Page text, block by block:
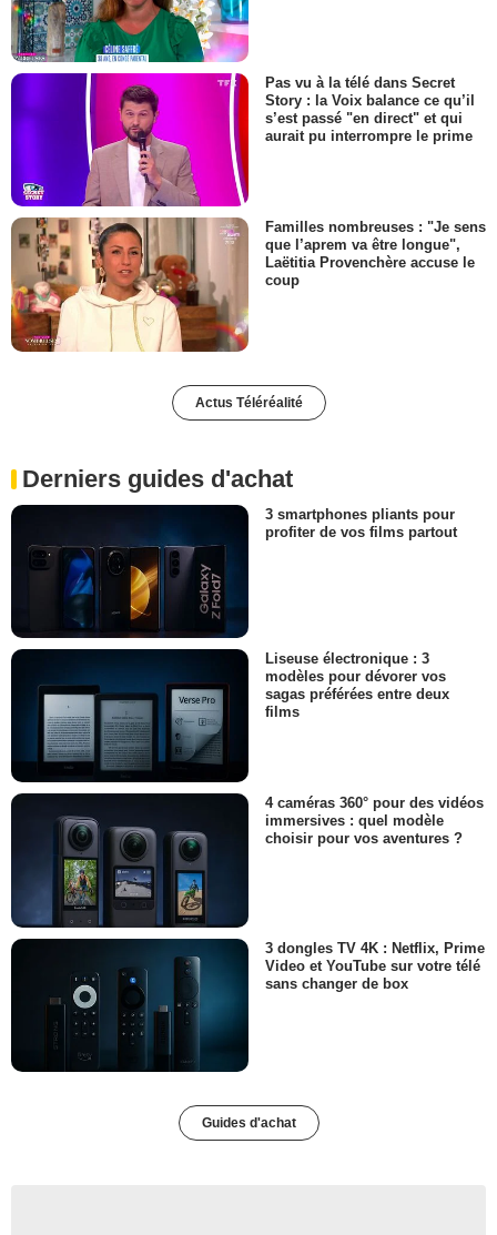
Pas vu à la télé dans Secret
Story : la Voix balance ce qu’il
s’est passé "en direct" et qui
aurait pu interrompre le prime
Familles nombreuses : "Je sens
que l’aprem va être longue",
Laëtitia Provenchère accuse le
coup
Actus Téléréalité
Derniers guides d'achat
3 smartphones pliants pour
profiter de vos films partout
Liseuse électronique : 3
modèles pour dévorer vos
sagas préférées entre deux
films
4 caméras 360° pour des vidéos
immersives : quel modèle
choisir pour vos aventures ?
3 dongles TV 4K : Netflix, Prime
Video et YouTube sur votre télé
sans changer de box
Guides d'achat